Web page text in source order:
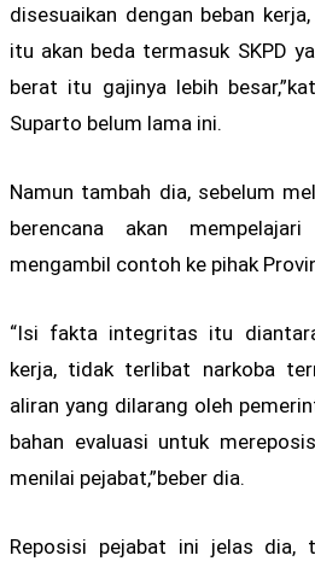
disesuaikan dengan beban
itu akan beda termasuk SKPD
berat itu gajinya lebih
Suparto belum lama ini.
Namun tambah dia, sebelum
berencana akan
mengambil contoh ke pihak
“Isi fakta integritas itu
kerja, tidak terlibat narkoba
aliran yang dilarang oleh
bahan evaluasi untuk
menilai pejabat,”beber dia.
Reposisi pejabat ini jelas dia,